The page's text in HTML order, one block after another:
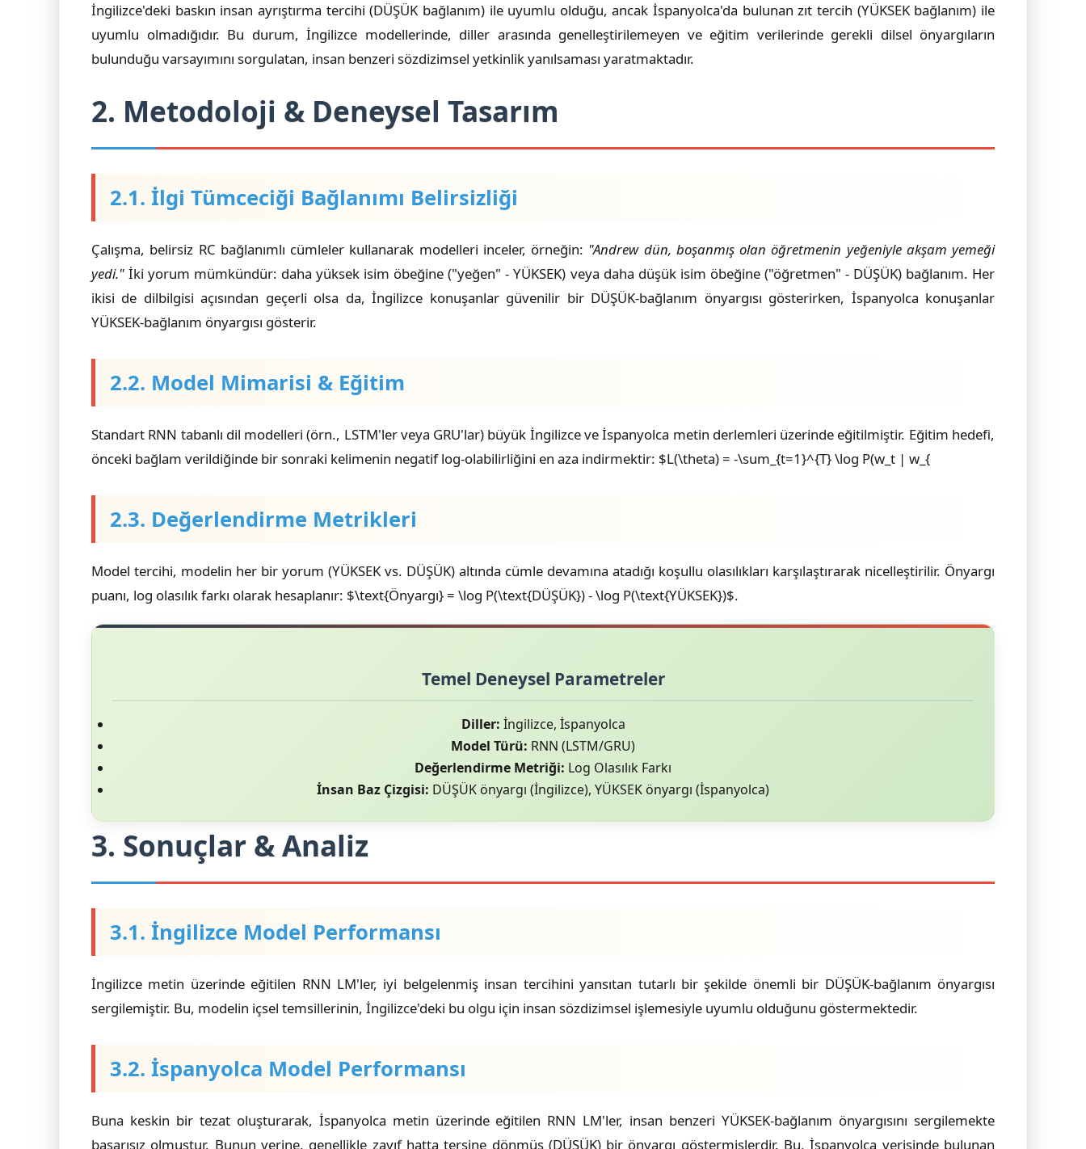
İngilizce'deki baskın insan ayrıştırma tercihi (DÜŞÜK bağlanım) ile uyumlu olduğu, ancak İspanyolca'da bulunan zıt tercih (YÜKSEK bağlanım) ile
uyumlu olmadığıdır. Bu durum, İngilizce modellerinde, diller arasında genelleştirilemeyen ve eğitim verilerinde gerekli dilsel önyargıların
bulunduğu varsayımını sorgulatan, insan benzeri sözdizimsel yetkinlik yanılsaması yaratmaktadır.
2. Metodoloji & Deneysel Tasarım
2.1. İlgi Tümceciği Bağlanımı Belirsizliği
Çalışma, belirsiz RC bağlanımlı cümleler kullanarak modelleri inceler, örneğin: "Andrew dün, boşanmış olan öğretmenin yeğeniyle akşam yemeği
yedi." İki yorum mümkündür: daha yüksek isim öbeğine ("yeğen" - YÜKSEK) veya daha düşük isim öbeğine ("öğretmen" - DÜŞÜK) bağlanım. Her
ikisi de dilbilgisi açısından geçerli olsa da, İngilizce konuşanlar güvenilir bir DÜŞÜK-bağlanım önyargısı gösterirken, İspanyolca konuşanlar
YÜKSEK-bağlanım önyargısı gösterir.
2.2. Model Mimarisi & Eğitim
Standart RNN tabanlı dil modelleri (örn., LSTM'ler veya GRU'lar) büyük İngilizce ve İspanyolca metin derlemleri üzerinde eğitilmiştir. Eğitim hedefi,
önceki bağlam verildiğinde bir sonraki kelimenin negatif log-olabilirliğini en aza indirmektir: $L(\theta) = -\sum_{t=1}^{T} \log P(w_t | w_{
2.3. Değerlendirme Metrikleri
Model tercihi, modelin her bir yorum (YÜKSEK vs. DÜŞÜK) altında cümle devamına atadığı koşullu olasılıkları karşılaştırarak nicelleştirilir. Önyargı
puanı, log olasılık farkı olarak hesaplanır: $\text{Önyargı} = \log P(\text{DÜŞÜK}) - \log P(\text{YÜKSEK})$.
Temel Deneysel Parametreler
Diller: İngilizce, İspanyolca
Model Türü: RNN (LSTM/GRU)
Değerlendirme Metriği: Log Olasılık Farkı
İnsan Baz Çizgisi: DÜŞÜK önyargı (İngilizce), YÜKSEK önyargı (İspanyolca)
3. Sonuçlar & Analiz
3.1. İngilizce Model Performansı
İngilizce metin üzerinde eğitilen RNN LM'ler, iyi belgelenmiş insan tercihini yansıtan tutarlı bir şekilde önemli bir DÜŞÜK-bağlanım önyargısı
sergilemiştir. Bu, modelin içsel temsillerinin, İngilizce'deki bu olgu için insan sözdizimsel işlemesiyle uyumlu olduğunu göstermektedir.
3.2. İspanyolca Model Performansı
Buna keskin bir tezat oluşturarak, İspanyolca metin üzerinde eğitilen RNN LM'ler, insan benzeri YÜKSEK-bağlanım önyargısını sergilemekte
başarısız olmuştur. Bunun yerine, genellikle zayıf hatta tersine dönmüş (DÜŞÜK) bir önyargı göstermişlerdir. Bu, İspanyolca verisinde bulunan